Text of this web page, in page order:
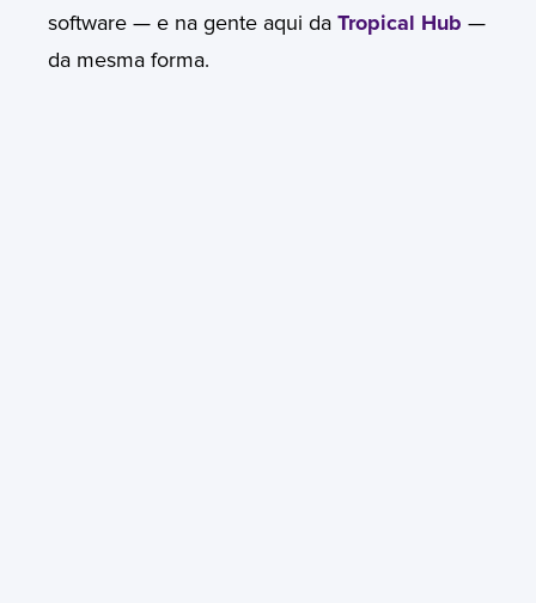
software — e na gente aqui da Tropical Hub —
da mesma forma.